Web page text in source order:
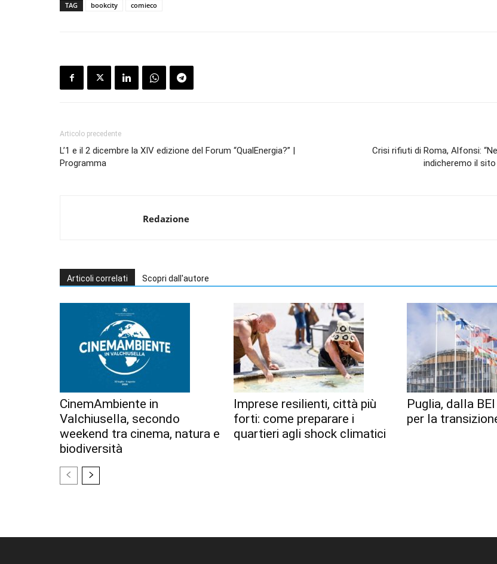
TAG bookcity comieco
Articolo precedente
L’1 e il 2 dicembre la XIV edizione del Forum “QualEnergia?” |
Programma
Crisi rifiuti di Roma, Alfonsi:
indicheremo il sito
Redazione
Articoli correlati Scopri dall'autore
CinemAmbiente in
Valchiusella, secondo
weekend tra cinema, natura e
biodiversità
Imprese resilienti, città più
forti: come preparare i
quartieri agli shock climatici
Puglia, dalla
per la